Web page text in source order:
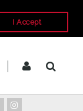
I Accept